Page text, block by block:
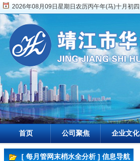
2026年08月09日星期日农历丙午年(马)十月初四
首页 公司聚焦 企业文化
[ 每月管网末梢水全分析 ] 信息导航